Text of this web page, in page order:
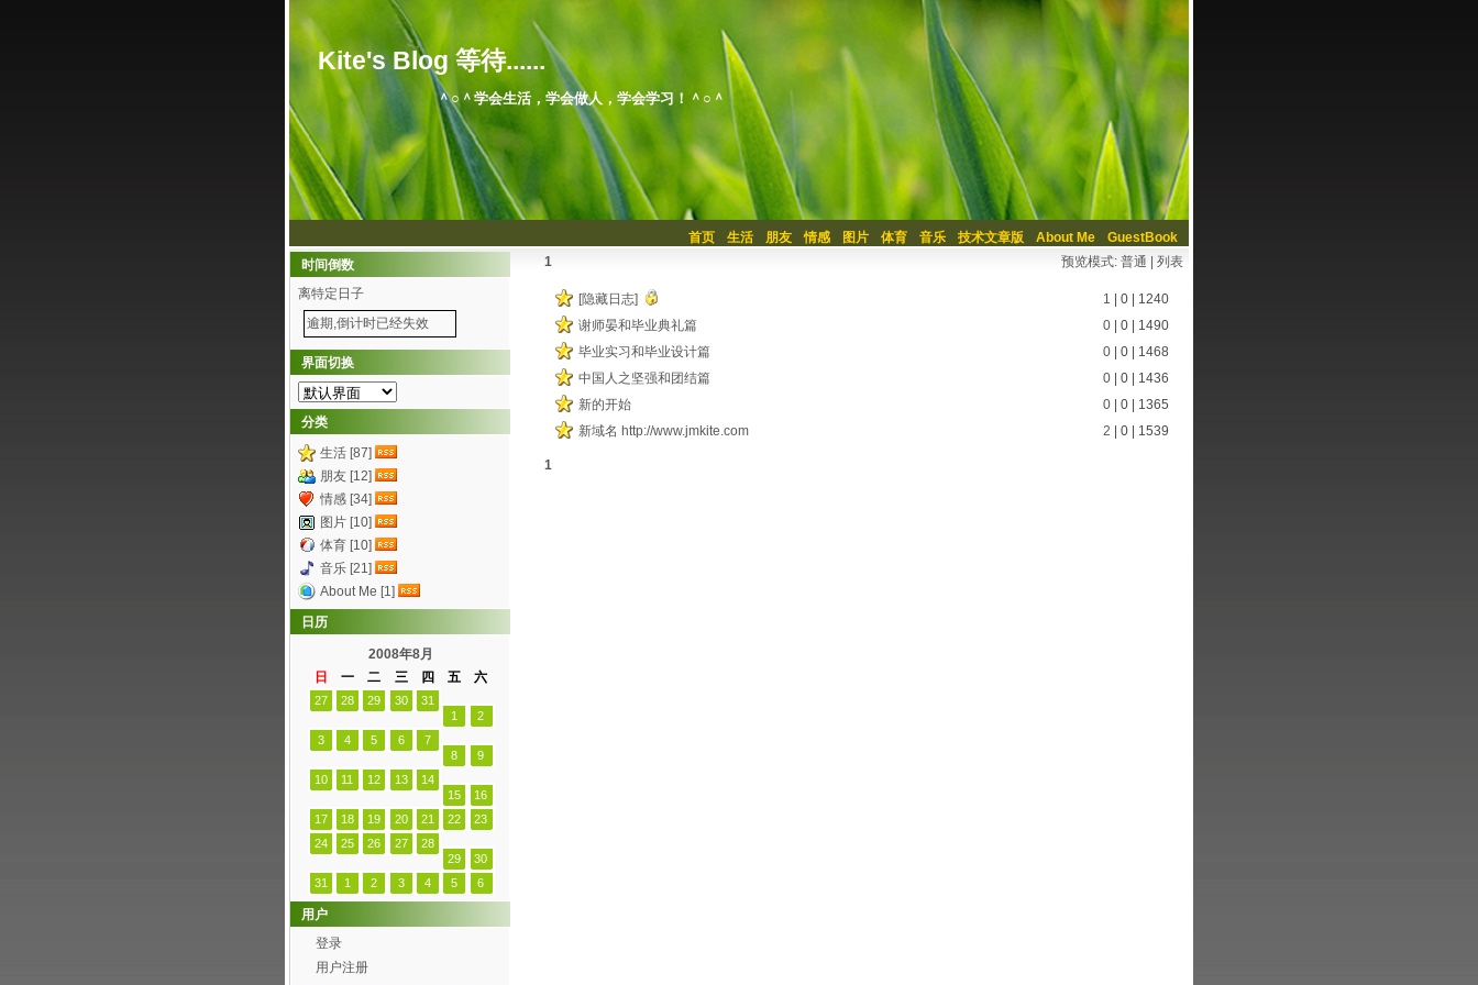
Kite's Blog 等待......
＾○＾学会生活，学会做人，学会学习！＾○＾
首页 生活 朋友 情感 图片 体育 音乐 技术文章版 About Me
GuestBook
1
预览模式: 普通 列表
[隐藏日志] 1 0| 1240
谢师晏和毕业典礼篇
0| 0| 1490
毕业实习和毕业设计篇
0| 0| 1468
中国人之坚强和团结篇
0| 0| 1436
新的开始
0| 0| 1365
新域名 http://www.jmkite.com
2 0| 1539
1
时间倒数
离特定日子
逾期,倒计时已经失效
界面切换
分类
生活 [87]
朋友 [12]
情感 [34]
图片 [10]
体育 [10]
音乐 [21]
About Me [1]
日历
2008年8月
日
一 二 三 四 五 六
27 28 29 30
31
1
2
3
4 5 6
7
8
9
10
11 12 13
14
15
16
17
18 19 20 21 22
23
24
25 26 27
28
29
30
31
1 2 3 4 5 6
用户
登录
用户注册